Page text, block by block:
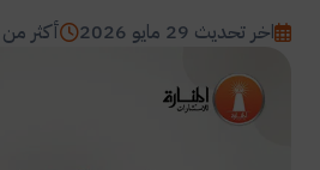
اخر تحديث 29 مايو 2026 أكثر من 10 دقائق قراءة